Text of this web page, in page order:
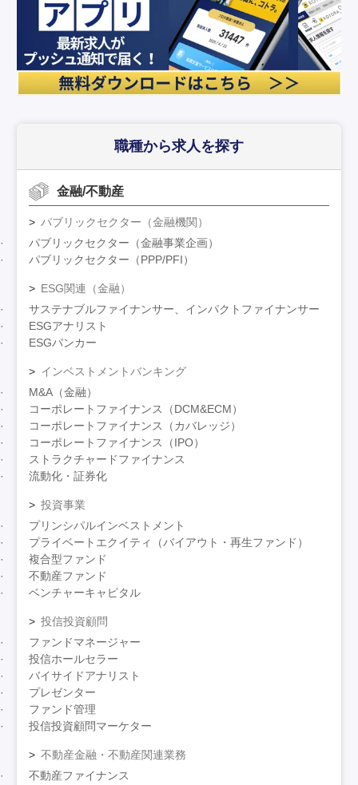
職種から求人を探す
金融/不動産
パブリックセクター（金融機関）
パブリックセクター（金融事業企画）
パブリックセクター（PPP/PFI）
ESG関連（金融）
サステナブルファイナンサー、インパクトファイナンサー
ESGアナリスト
ESGバンカー
インベストメントバンキング
M&A（金融）
コーポレートファイナンス（DCM&ECM）
コーポレートファイナンス（カバレッジ）
コーポレートファイナンス（IPO）
ストラクチャードファイナンス
流動化・証券化
投資事業
プリンシパルインベストメント
プライベートエクイティ（バイアウト・再生ファンド）
複合型ファンド
不動産ファンド
ベンチャーキャピタル
投信投資顧問
ファンドマネージャー
投信ホールセラー
バイサイドアナリスト
プレゼンター
ファンド管理
投信投資顧問マーケター
不動産金融・不動産関連業務
不動産ファイナンス